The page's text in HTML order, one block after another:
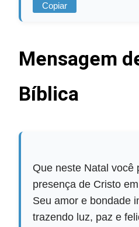
Copiar
Mensagem
Bíblica
Que neste Natal você
presença de Cristo
Seu amor e bondade
trazendo luz, paz e